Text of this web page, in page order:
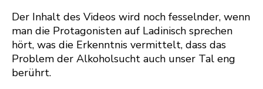
Der Inhalt des Videos wird noch fesselnder, wenn
man die Protagonisten auf Ladinisch sprechen
hört, was die Erkenntnis vermittelt, dass das
Problem der Alkoholsucht auch unser Tal eng
berührt.